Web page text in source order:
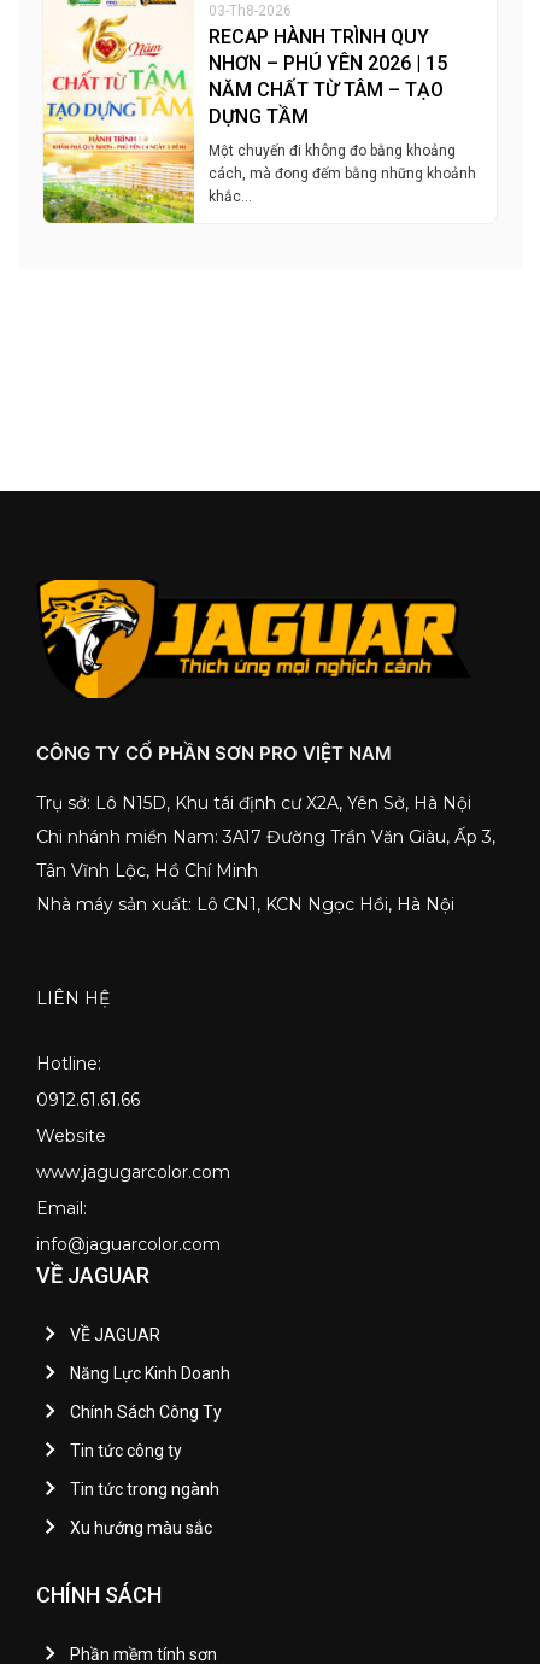
03-Th8-2026
RECAP HÀNH TRÌNH QUY
NHƠN – PHÚ YÊN 2026 | 15
NĂM CHẤT TỪ TÂM – TẠO
DỰNG TẦM
Một chuyến đi không đo bằng khoảng
cách, mà đong đếm bằng những khoảnh
khắc…
CÔNG TY CỔ PHẦN SƠN PRO VIỆT NAM
Trụ sở: Lô N15D, Khu tái định cư X2A, Yên Sở, Hà Nội
Chi nhánh miền Nam: 3A17 Đường Trần Văn Giàu, Ấp 3,
Tân Vĩnh Lộc, Hồ Chí Minh
Nhà máy sản xuất: Lô CN1, KCN Ngọc Hồi, Hà Nội
LIÊN HỆ
Hotline:
0912.61.61.66
Website
www.jagugarcolor.com
Email:
info@jaguarcolor.com
VỀ JAGUAR
VỀ JAGUAR
Năng Lực Kinh Doanh
Chính Sách Công Ty
Tin tức công ty
Tin tức trong ngành
Xu hướng màu sắc
CHÍNH SÁCH
Phần mềm tính sơn